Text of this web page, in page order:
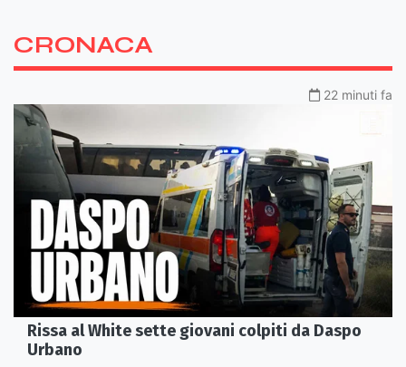
CRONACA
22 minuti fa
Rissa al White sette giovani colpiti da Daspo
Urbano